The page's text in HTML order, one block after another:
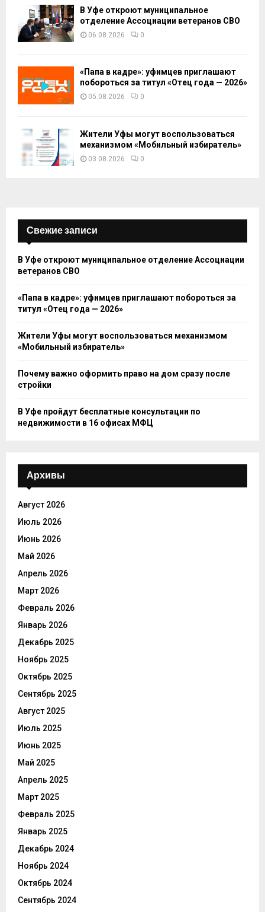
В Уфе откроют муниципальное
отделение Ассоциации ветеранов СВО
06.08.2026 0
«Папа в кадре»: уфимцев приглашают
побороться за титул «Отец года — 2026»
05.08.2026 0
Жители Уфы могут воспользоваться
механизмом «Мобильный избиратель»
03.08.2026 0
Свежие записи
В Уфе откроют муниципальное отделение Ассоциации
ветеранов СВО
«Папа в кадре»: уфимцев приглашают побороться за
титул «Отец года — 2026»
Жители Уфы могут воспользоваться механизмом
«Мобильный избиратель»
Почему важно оформить право на дом сразу после
стройки
В Уфе пройдут бесплатные консультации по
недвижимости в 16 офисах МФЦ
Архивы
Август 2026
Июль 2026
Июнь 2026
Май 2026
Апрель 2026
Март 2026
Февраль 2026
Январь 2026
Декабрь 2025
Ноябрь 2025
Октябрь 2025
Сентябрь 2025
Август 2025
Июль 2025
Июнь 2025
Май 2025
Апрель 2025
Март 2025
Февраль 2025
Январь 2025
Декабрь 2024
Ноябрь 2024
Октябрь 2024
Сентябрь 2024